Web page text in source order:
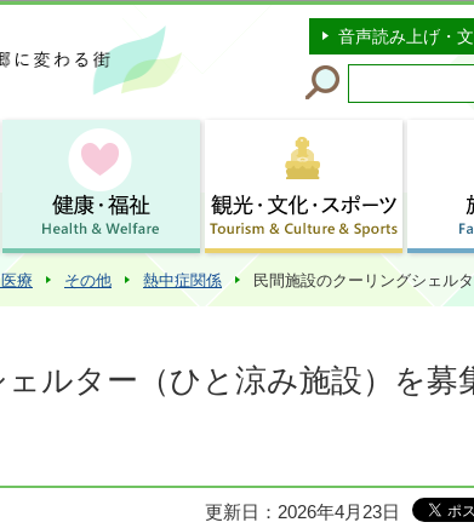
このページの本文へ移動
音声読み上げ・
療 その他 熱中症関係 民間施設のクーリングシェル
ルター（ひと涼み施設）を募
更新日：2026年4月23日